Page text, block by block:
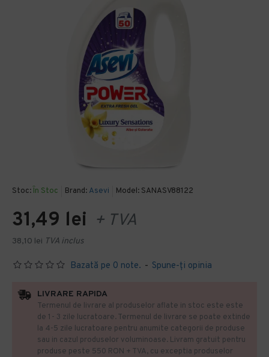
Stoc: În Stoc Brand: Asevi Model: SANASV88122
Bazată pe 0 note. - Spune-ţi opinia
31,49 lei + TVA
38,10 lei TVA inclus
LIVRARE RAPIDA
Termenul de livrare al produselor aflate in stoc este este
de 1- 3 zile lucratoare. Termenul de livrare se poate extinde
la 4-5 zile lucratoare pentru anumite categorii de produse
sau in cazul produselor voluminoase. Livram gratuit pentru
produse peste 550 RON + TVA, cu exceptia produselor